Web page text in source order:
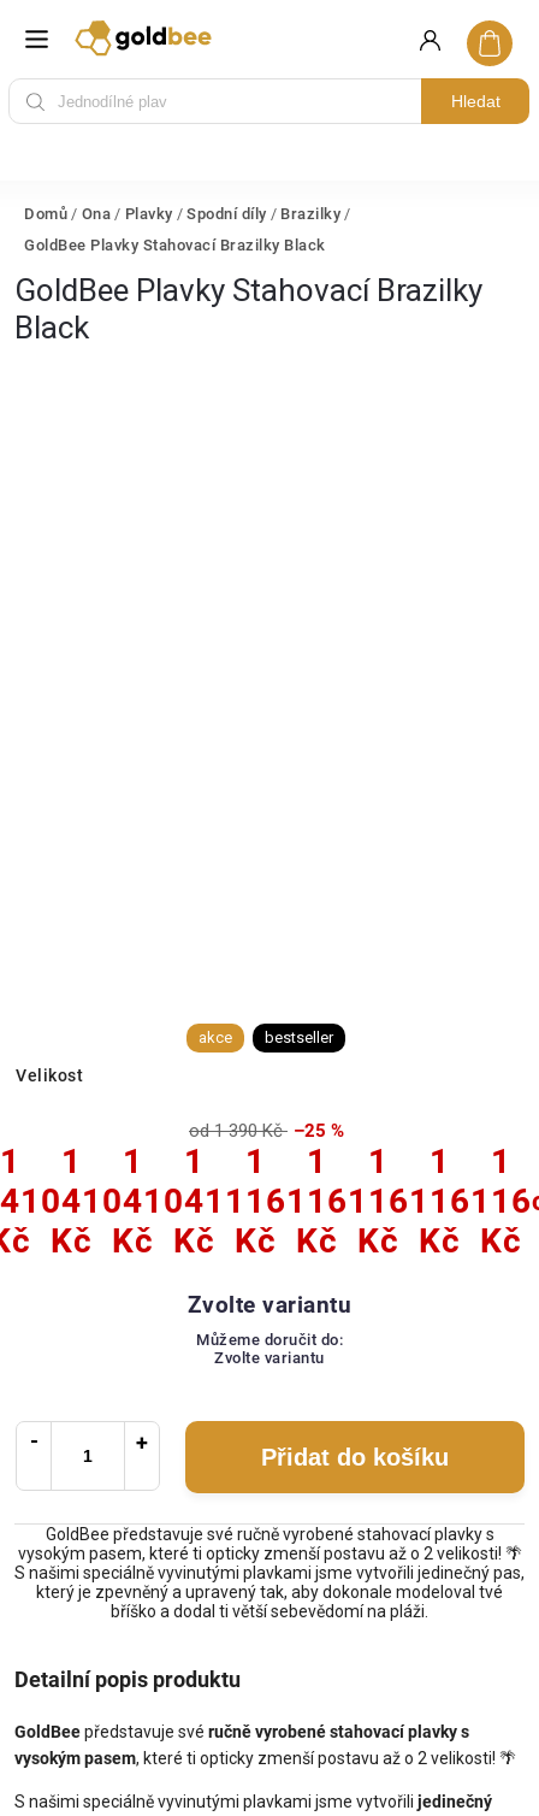
Hledat
Domů / Ona / Plavky / Spodní díly / Brazilky /
GoldBee Plavky Stahovací Brazilky Black
GoldBee Plavky Stahovací Brazilky
Black
akce bestseller
Velikost
od 1 390 Kč –25 %
1
1
041
Kč
1
041
Kč
1
041
Kč
1
116
Kč
1
116
Kč
1
116
Kč
1
116
Kč
1
116
Kč
Zvolte variantu
Můžeme doručit do:
Zvolte variantu
Přidat do košíku
GoldBee představuje své ručně vyrobené stahovací plavky s
vysokým pasem, které ti opticky zmenší postavu až o 2 velikosti! 🌴
S našimi speciálně vyvinutými plavkami jsme vytvořili jedinečný pas,
který je zpevněný a upravený tak, aby dokonale modeloval tvé
bříško a dodal ti větší sebevědomí na pláži.
Detailní popis produktu
GoldBeepředstavuje své ručně vyrobené stahovací plavky s
vysokým pasem, které ti opticky zmenší postavu až o 2 velikosti! 🌴
S našimi speciálně vyvinutými plavkami jsme vytvořili jedinečný